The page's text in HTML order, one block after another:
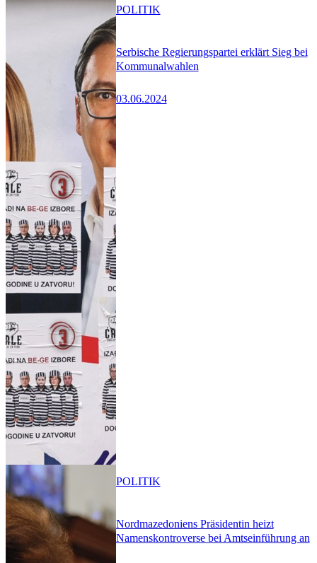
Serbische Regierungspartei erklärt Sieg bei
Kommunalwahlen
03.06.2024
POLITIK
Nordmazedoniens Präsidentin heizt
Namenskontroverse bei Amtseinführung an
POLITIK